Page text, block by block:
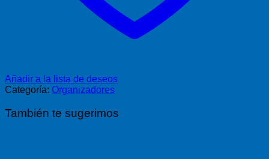
Añadir a la lista de deseos
Categoría: Organizadores
También te sugerimos